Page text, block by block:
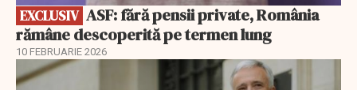
EXCLUSIV
rămâne descoperită pe termen lung
10 FEBRUARIE 2026